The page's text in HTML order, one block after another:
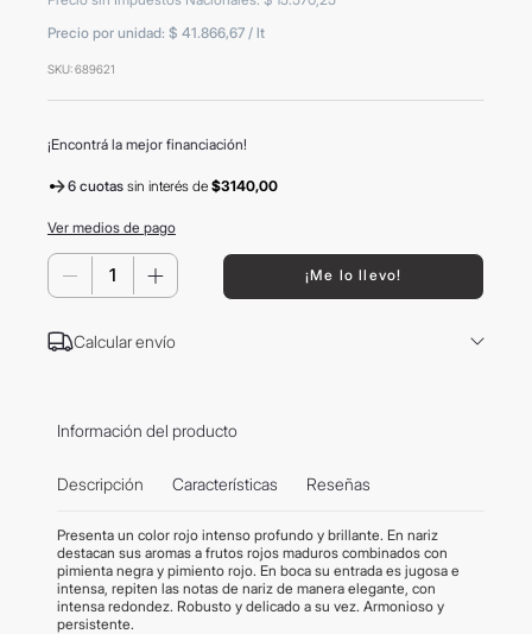
Precio por unidad: $ 41.866,67/ lt
SKU:689621
¡Encontrá la mejor financiación!
6 cuotas sin interésde $3140,00
Ver medios de pago
＋
－ ¡Me lo llevo!
Calcular envío
Información del producto
Descripción Características Reseñas
Presenta un color rojo intenso profundo y brillante. En nariz
destacan sus aromas a frutos rojos maduros combinados con
pimienta negra y pimiento rojo. En boca su entrada es jugosa e
intensa, repiten las notas de nariz de manera elegante, con
intensa redondez. Robusto y delicado a su vez. Armonioso y
persistente.
10. carolina herrera